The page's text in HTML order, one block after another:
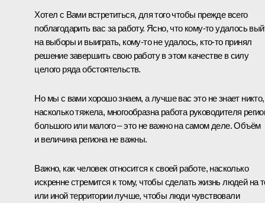
Хотел с Вами встретиться, для того чтобы прежде всего
поблагодарить вас за работу. Ясно, что кому‑то удалось
на выборы и выиграть, кому‑то не удалось, кто‑то принял
решение завершить свою работу в этом качестве в силу
целого ряда обстоятельств.
Но мы с вами хорошо знаем, а лучше вас это не знает никто,
насколько тяжела, многообразна работа руководителя
большого или малого – это не важно на самом деле. Объём
и величина региона не важны.
Важно, как человек относится к своей работе, насколько
искренне стремится к тому, чтобы сделать жизнь людей на
или иной территории лучше, чтобы люди чувствовали